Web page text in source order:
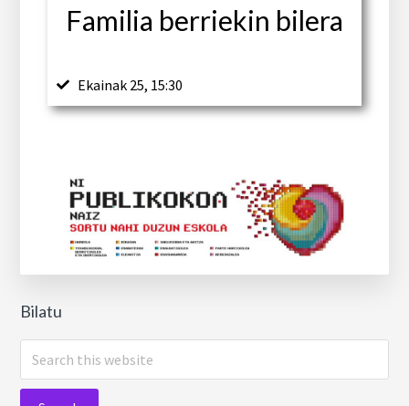
Familia berriekin bilera
Ekainak 25, 15:30
Bilatu